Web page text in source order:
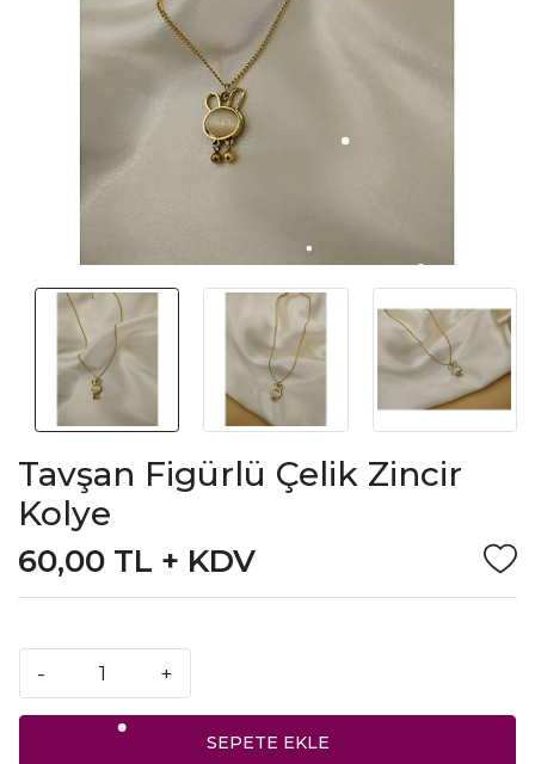
Tavşan Figürlü Çelik Zincir
Kolye
60,00 TL + KDV
- +
SEPETE EKLE